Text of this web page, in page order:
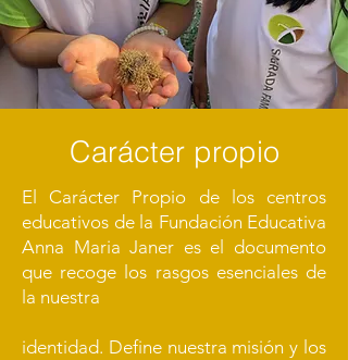
Carácter propio
El Carácter Propio de los centros
educativos de la Fundación Educativa
Anna Maria Janer es el documento
que recoge los rasgos esenciales de
la nuestra
identidad. Define nuestra misión y los